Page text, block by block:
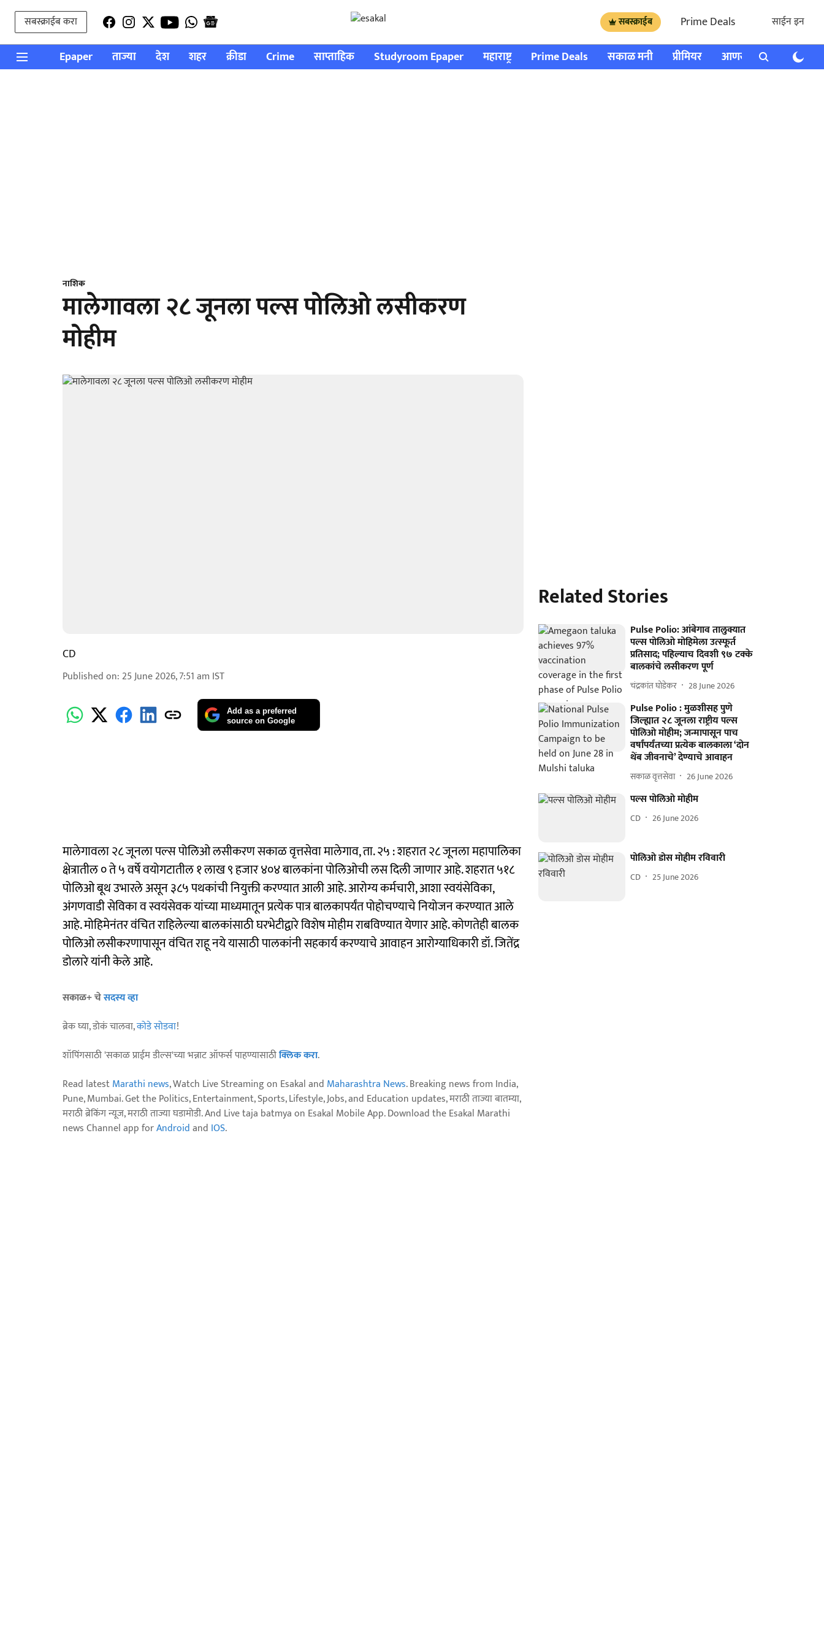
सबस्क्राईब करा सबस्क्राईब Prime Deals साईन इन
Epaper ताज्या देश शहर क्रीडा Crime साप्ताहिक Studyroom Epaper महाराष्ट्र Prime Deals सकाळ मनी प्रीमियर आणखी राशी भविष्य
नाशिक
मालेगावला २८ जूनला पल्स पोलिओ लसीकरण
मोहीम
CD
Published on: 25 June 2026, 7:51 am IST
Add as a preferred
source on Google
मालेगावला २८ जूनला पल्स पोलिओ लसीकरण सकाळ वृत्तसेवा मालेगाव, ता. २५ : शहरात २८ जूनला महापालिका
क्षेत्रातील ० ते ५ वर्षे वयोगटातील १ लाख ९ हजार ४०४ बालकांना पोलिओची लस दिली जाणार आहे. शहरात ५१८
पोलिओ बूथ उभारले असून ३८५ पथकांची नियुक्ती करण्यात आली आहे. आरोग्य कर्मचारी, आशा स्वयंसेविका,
अंगणवाडी सेविका व स्वयंसेवक यांच्या माध्यमातून प्रत्येक पात्र बालकापर्यंत पोहोचण्याचे नियोजन करण्यात आले
आहे. मोहिमेनंतर वंचित राहिलेल्या बालकांसाठी घरभेटीद्वारे विशेष मोहीम राबविण्यात येणार आहे. कोणतेही बालक
पोलिओ लसीकरणापासून वंचित राहू नये यासाठी पालकांनी सहकार्य करण्याचे आवाहन आरोग्याधिकारी डॉ. जितेंद्र
डोलारे यांनी केले आहे.
सकाळ+ चेसदस्य व्हा
ब्रेक घ्या, डोकं चालवा,कोडे सोडवा!
शॉपिंगसाठी 'सकाळ प्राईम डील्स'च्या भन्नाट ऑफर्स पाहण्यासाठीक्लिक करा.
Read latestMarathi news, Watch Live Streaming on Esakal and Maharashtra News. Breaking news from India,
Pune, Mumbai. Get the Politics, Entertainment, Sports, Lifestyle, Jobs, and Education updates, मराठी ताज्या बातम्या,
मराठी ब्रेकिंग न्यूज, मराठी ताज्या घडामोडी. And Live taja batmya on Esakal Mobile App. Download the Esakal Marathi
news Channel app forAndroidand IOS.
Related Stories
Pulse Polio: आंबेगाव तालुक्यात
पल्स पोलिओ मोहिमेला उत्स्फूर्त
प्रतिसाद; पहिल्याच दिवशी ९७ टक्के
बालकांचे लसीकरण पूर्ण
चंद्रकांत घोडेकर 28 June 2026
Pulse Polio : मुळशीसह पुणे
जिल्ह्यात २८ जूनला राष्ट्रीय पल्स
पोलिओ मोहीम; जन्मापासून पाच
वर्षांपर्यंतच्या प्रत्येक बालकाला ‘दोन
थेंब जीवनाचे’ देण्याचे आवाहन
सकाळ वृत्तसेवा 26 June 2026
पल्स पोलिओ मोहीम
CD 26 June 2026
पोलिओ डोस मोहीम रविवारी
CD 25 June 2026